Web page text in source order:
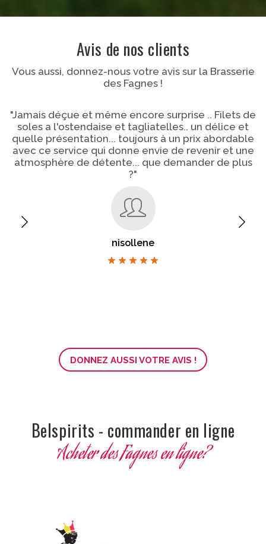
Avis de nos clients
Vous aussi, donnez-nous votre avis sur la Brasserie
des Fagnes !
"Jamais déçue et même encore surprise .. Filets de
soles a l'ostendaise et tagliatelles.. un délice et
quelle présentation... toujours à un prix abordable
avec ce service qui donne envie de revenir et une
atmosphère de détente... que demander de plus
?"
nisollene
DONNEZ AUSSI VOTRE AVIS !
Belspirits - commander en ligne
Acheter des Fagnes en ligne?